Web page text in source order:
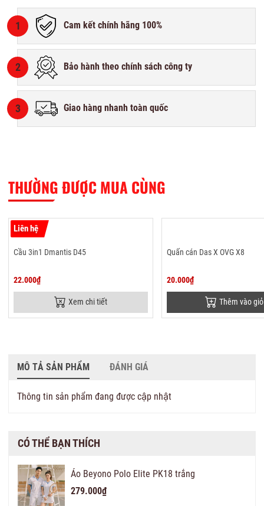
1 Cam kết chính hãng 100%
2 Bảo hành theo chính sách công ty
3 Giao hàng nhanh toàn quốc
THƯỜNG ĐƯỢC MUA CÙNG
Liên hệ
Cầu 3in1 Dmantis D45
22.000₫
Xem chi tiết
Quấn cán Das X OVG X8
20.000₫
Thêm vào giỏ
MÔ TẢ SẢN PHẨM ĐÁNH GIÁ
Thông tin sản phẩm đang được cập nhật
CÓ THỂ BẠN THÍCH
Áo Beyono Polo Elite PK18 trắng
279.000₫